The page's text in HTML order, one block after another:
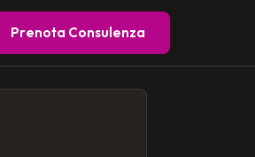
Prenota Consulenza